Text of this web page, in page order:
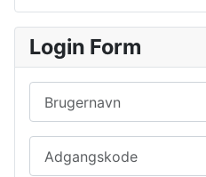
Login Form